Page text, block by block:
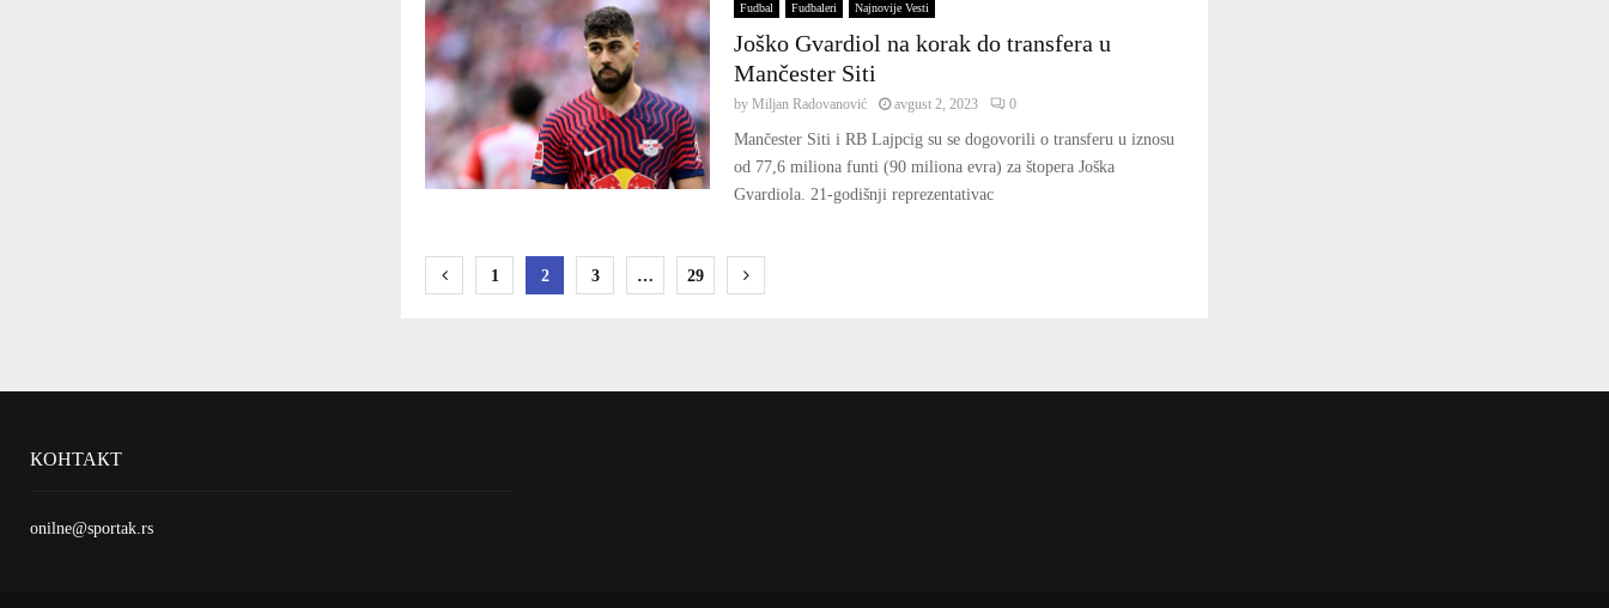
Fudbal Fudbaleri Najnovije Vesti
Joško Gvardiol na korak do transfera u
Mančester Siti
by Miljan Radovanović avgust 2, 2023 0
Mančester Siti i RB Lajpcig su se dogovorili o transferu u iznosu
od 77,6 miliona funti (90 miliona evra) za štopera Joška
Gvardiola. 21-godišnji reprezentativac
Paginacija
1 2 3 … 29
КОНТАКТ
onilne@sportak.rs